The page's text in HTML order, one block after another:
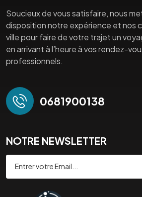
Soucieux de vous satisfaire, nous
disposition notre expérience et nos
ville pour faire de votre trajet un
en arrivant à l’heure à vos rendez-
professionnels.
0681900138
NOTRE NEWSLETTER